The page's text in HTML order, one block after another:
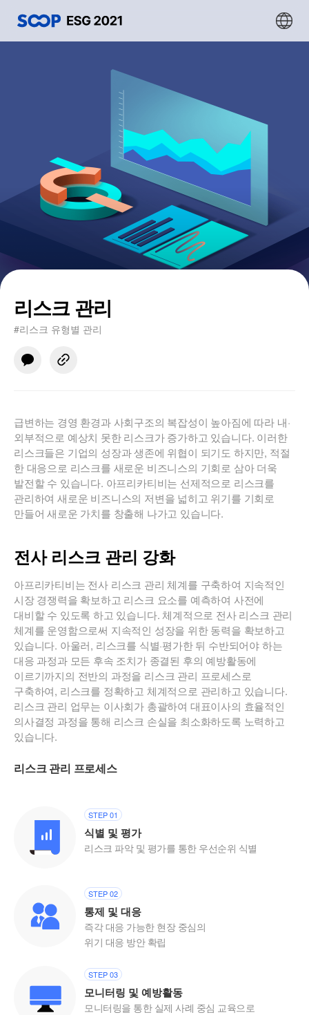
리스크 관리
#리스크 유형별 관리
급변하는 경영 환경과 사회구조의 복잡성이 높아짐에 따라 내·
외부적으로 예상치 못한 리스크가 증가하고 있습니다. 이러한
리스크들은 기업의 성장과 생존에 위협이 되기도 하지만, 적절
한 대응으로 리스크를 새로운 비즈니스의 기회로 삼아 더욱
발전할 수 있습니다. 아프리카티비는 선제적으로 리스크를
관리하여 새로운 비즈니스의 저변을 넓히고 위기를 기회로
만들어 새로운 가치를 창출해 나가고 있습니다.
전사 리스크 관리 강화
아프리카티비는 전사 리스크 관리 체계를 구축하여 지속적인
시장 경쟁력을 확보하고 리스크 요소를 예측하여 사전에
대비할 수 있도록 하고 있습니다. 체계적으로 전사 리스크 관리
체계를 운영함으로써 지속적인 성장을 위한 동력을 확보하고
있습니다. 아울러, 리스크를 식별·평가한 뒤 수반되어야 하는
대응 과정과 모든 후속 조치가 종결된 후의 예방활동에
이르기까지의 전반의 과정을 리스크 관리 프로세스로
구축하여, 리스크를 정확하고 체계적으로 관리하고 있습니다.
리스크 관리 업무는 이사회가 총괄하여 대표이사의 효율적인
의사결정 과정을 통해 리스크 손실을 최소화하도록 노력하고
있습니다.
리스크 관리 프로세스
STEP 01
식별 및 평가
리스크 파악 및 평가를 통한 우선순위 식별
STEP 02
통제 및 대응
즉각 대응 가능한 현장 중심의
위기 대응 방안 확립
STEP 03
모니터링 및 예방활동
모니터링을 통한 실제 사례 중심 교육으로